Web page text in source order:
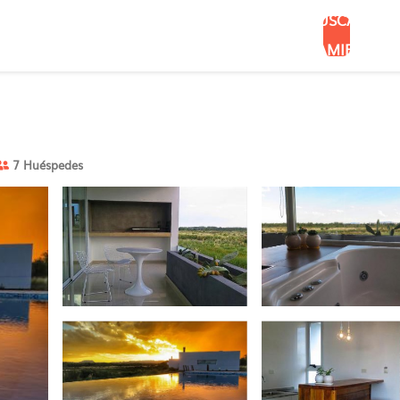
BUSCAR
ALOJAMIENTOS
7 Huéspedes